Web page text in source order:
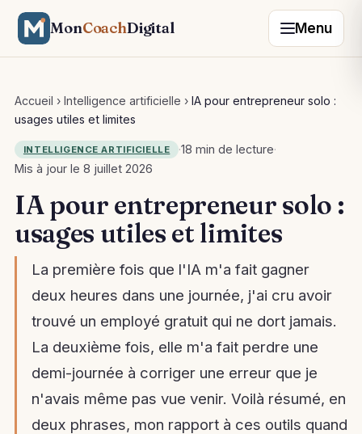
MonCoachDigital Menu
Accueil › Intelligence artificielle › IA pour entrepreneur solo :
usages utiles et limites
INTELLIGENCE ARTIFICIELLE ·18 min de lecture·
Mis à jour le 8 juillet 2026
IA pour entrepreneur solo :
usages utiles et limites
La première fois que l'IA m'a fait gagner
deux heures dans une journée, j'ai cru avoir
trouvé un employé gratuit qui ne dort jamais.
La deuxième fois, elle m'a fait perdre une
demi-journée à corriger une erreur que je
n'avais même pas vue venir. Voilà résumé, en
deux phrases, mon rapport à ces outils quand